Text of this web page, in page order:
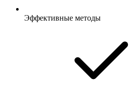
Эффективные методы